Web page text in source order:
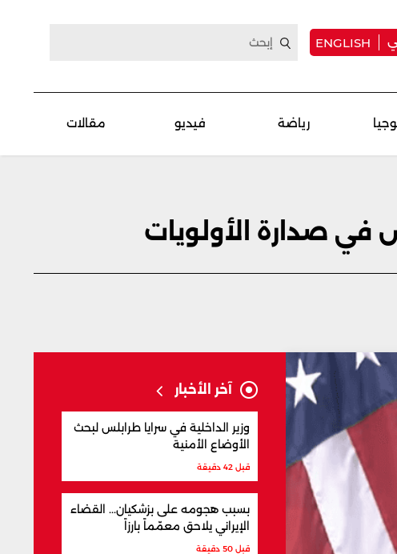
ENGLISH
رياضة فيديو مقالات
في صدارة الأولويات
آخر الأخبار
وزير الداخلية في سرايا طرابلس لبحث
الأوضاع الأمنية
قبل 42 دقيقة
بسبب هجومه على بزشكيان... القضاء
الإيراني يلاحق معمّماً بارزاً
قبل 50 دقيقة